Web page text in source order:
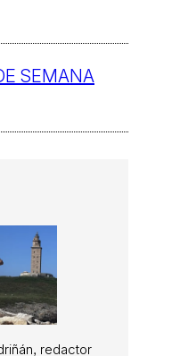
SEMANA
redactor